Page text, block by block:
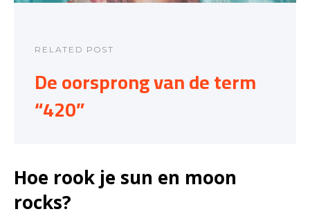
RELATED POST
De oorsprong van de term
“420”
Hoe rook je sun en moon
rocks?